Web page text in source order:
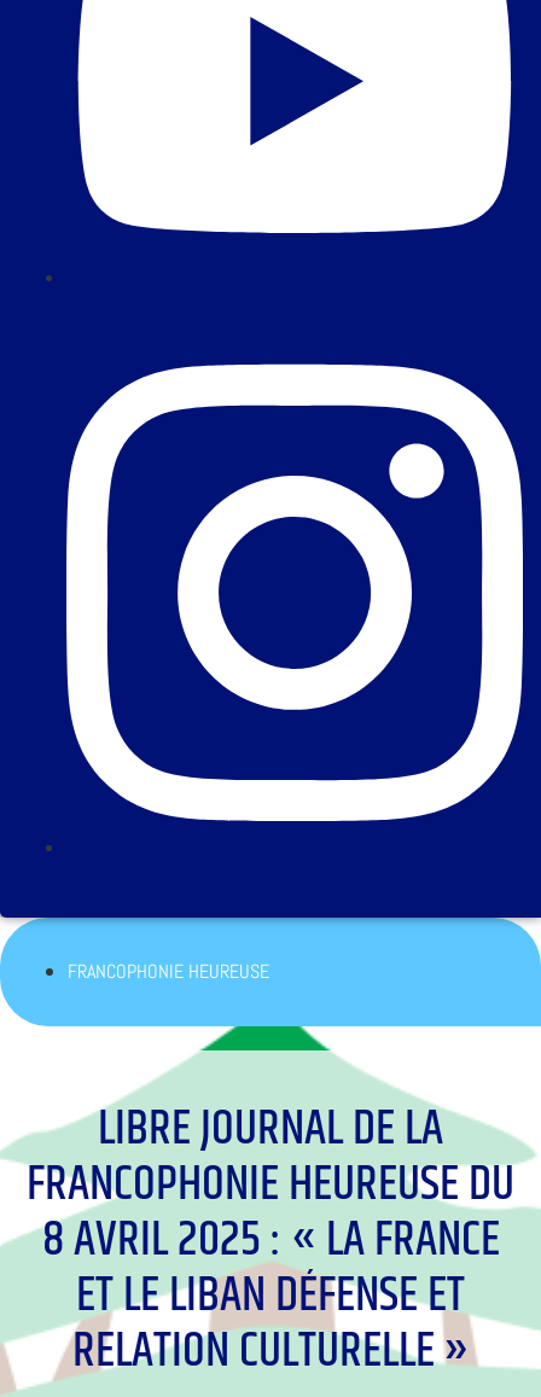
FRANCOPHONIE HEUREUSE
LIBRE JOURNAL DE LA
FRANCOPHONIE HEUREUSE DU
8 AVRIL 2025 : « LA FRANCE
ET LE LIBAN DÉFENSE ET
RELATION CULTURELLE »